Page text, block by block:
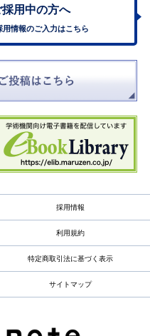
採用中の方へ
情報のご入力はこちら
採用情報
利用規約
特定商取引法に基づく表示
サイトマップ